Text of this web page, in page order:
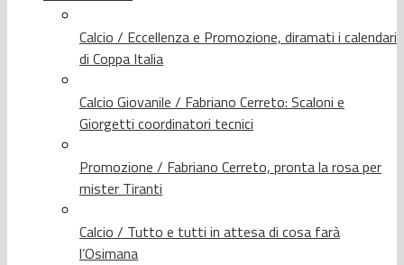
Calcio / Eccellenza e Promozione, diramati i calendari
di Coppa Italia
Calcio Giovanile / Fabriano Cerreto: Scaloni e
Giorgetti coordinatori tecnici
Promozione / Fabriano Cerreto, pronta la rosa per
mister Tiranti
Calcio / Tutto e tutti in attesa di cosa farà
l’Osimana